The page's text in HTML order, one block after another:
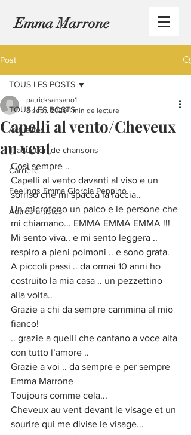
Emma Marrone
Post
TOUS LES POSTS
Actualités
Traduction de chansons
Carrière
Feelings Emma Giorgia Peppino
Autres artistes
TOUS LES POSTS
Capelli al vento/Cheveux
au vent
patricksansano1
8 sept. 2020 1 min de lecture
Così sempre ..
Capelli al vento davanti al viso e un
sorriso che mi spacca la faccia..
Un microfono un palco e le persone che
mi chiamano... EMMA EMMA EMMA !!!
Mi sento viva.. e mi sento leggera ..
respiro a pieni polmoni .. e sono grata.
A piccoli passi .. da ormai 10 anni ho
costruito la mia casa .. un pezzettino
alla volta..
Grazie a chi da sempre cammina al mio
fianco!
.. grazie a quelli che cantano a voce alta
con tutto l’amore ..
Grazie a voi .. da sempre e per sempre
Emma Marrone
Toujours comme cela...
Cheveux au vent devant le visage et un
sourire qui me divise le visage...